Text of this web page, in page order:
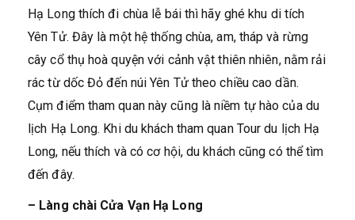
Hạ Long thích đi chùa lễ bái thì hãy ghé khu di tích
Yên Tử. Đây là một hệ thống chùa, am, tháp và rừng
cây cổ thụ hoà quyện với cảnh vật thiên nhiên, nằm rải
rác từ dốc Đỏ đến núi Yên Tử theo chiều cao dần.
Cụm điểm tham quan này cũng là niềm tự hào của du
lịch Hạ Long. Khi du khách tham quan Tour du lịch Hạ
Long, nếu thích và có cơ hội, du khách cũng có thể tìm
đến đây.
– Làng chài Cửa Vạn Hạ Long